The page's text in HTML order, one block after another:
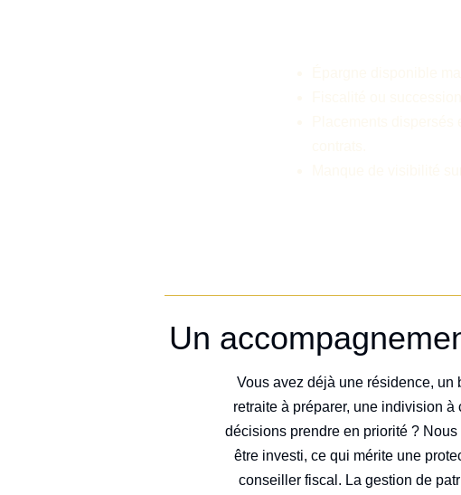
Un
Vous avez déjà une résidence, un
retraite à préparer, une indivision
décisions prendre en priorité ?
être investi, ce qui mérite une
conseiller fiscal. La gestion de